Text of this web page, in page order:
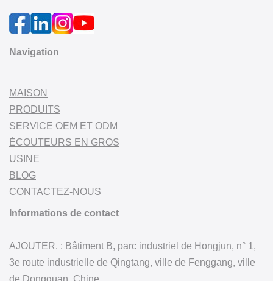
Navigation
MAISON
PRODUITS
SERVICE OEM ET ODM
ÉCOUTEURS EN GROS
USINE
BLOG
CONTACTEZ-NOUS
Informations de contact
AJOUTER. : Bâtiment B, parc industriel de Hongjun, n° 1,
3e route industrielle de Qingtang, ville de Fenggang, ville